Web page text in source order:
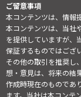
ご留意事項
本コンテンツは、情報
本コンテンツは、当社
を提供していますが、
保証するものではござ
その他の取引を推奨し
想・意見は、将来の結
作成時現在のものであ